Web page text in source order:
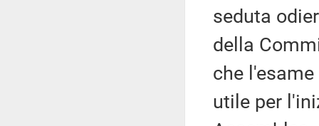
seduta
della
che
utile per